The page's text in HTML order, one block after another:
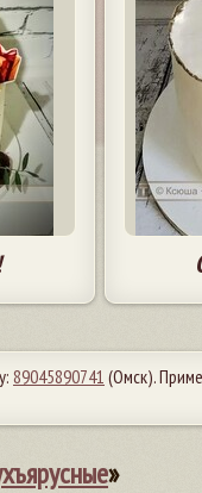
89045890741 (Омск).
»